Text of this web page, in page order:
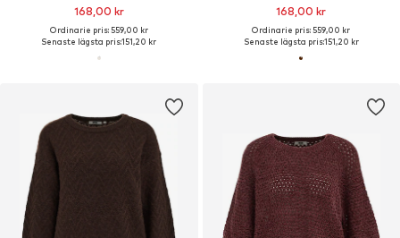
168,00 kr
Ordinarie pris: 559,00 kr
Senaste lägsta pris:151,20 kr
168,00 kr
Ordinarie pris: 559,00 kr
Senaste lägsta pris:151,20 kr